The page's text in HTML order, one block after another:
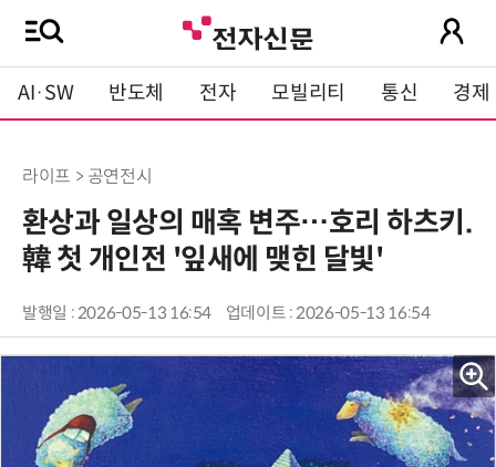
AI·SW 반도체 전자 모빌리티 통신 경제
라이프 > 공연전시
환상과 일상의 매혹 변주…호리 하츠키.
韓 첫 개인전 '잎새에 맺힌 달빛'
발행일 : 2026-05-13 16:54 업데이트 : 2026-05-13 16:54